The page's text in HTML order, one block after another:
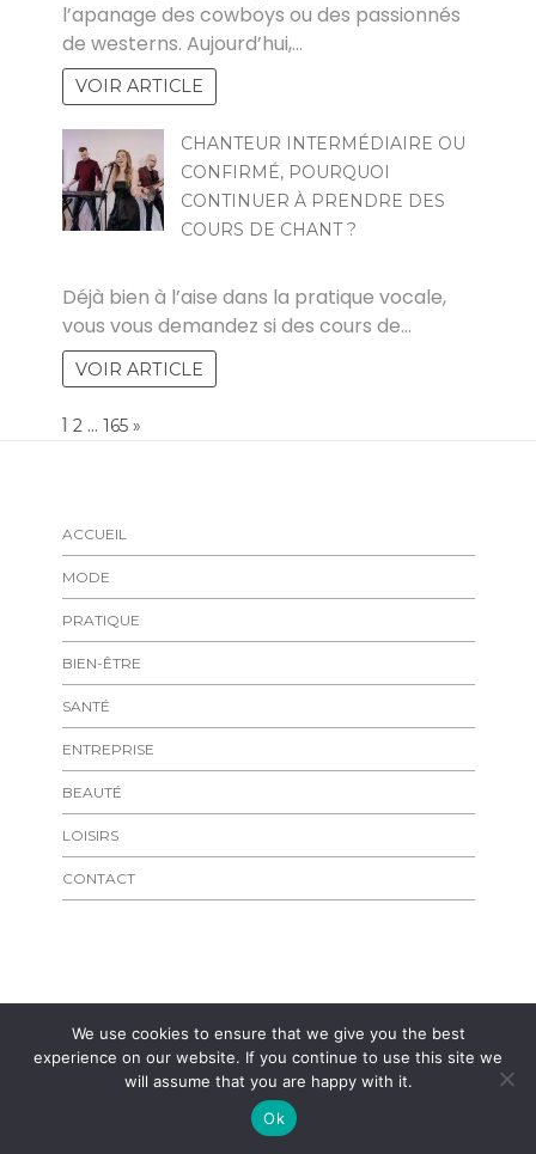
l’apanage des cowboys ou des passionnés
de westerns. Aujourd’hui,…
VOIR ARTICLE
CHANTEUR INTERMÉDIAIRE OU
CONFIRMÉ, POURQUOI
CONTINUER À PRENDRE DES
COURS DE CHANT ?
Déjà bien à l’aise dans la pratique vocale,
vous vous demandez si des cours de…
VOIR ARTICLE
Page:
1 2 … 165 NEXT
»
ACCUEIL
MODE
PRATIQUE
BIEN-ÊTRE
SANTÉ
ENTREPRISE
BEAUTÉ
LOISIRS
CONTACT
Anti-Odeur
We use cookies to ensure that we give you the best
experience on our website. If you continue to use this site we
will assume that you are happy with it.
Ok